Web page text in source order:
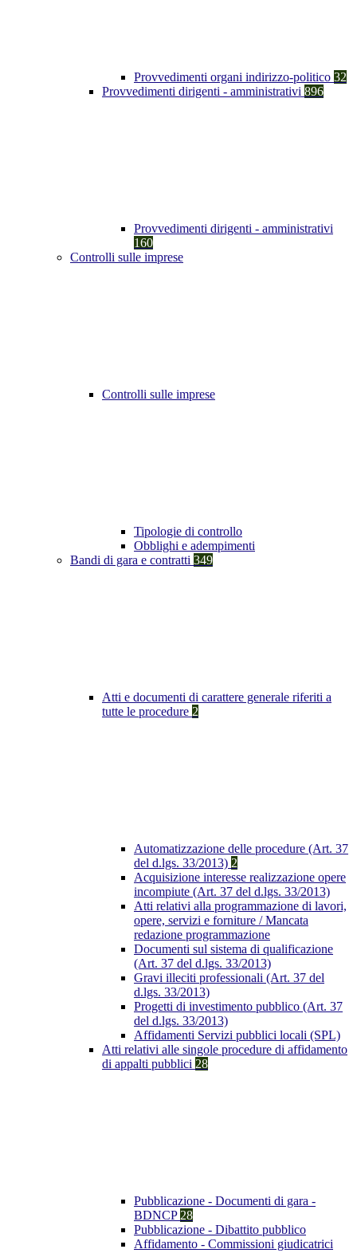
Provvedimenti organi indirizzo-politico 32
Provvedimenti dirigenti - amministrativi 896
Provvedimenti dirigenti - amministrativi
160
Controlli sulle imprese
Controlli sulle imprese
Tipologie di controllo
Obblighi e adempimenti
Bandi di gara e contratti 349
Atti e documenti di carattere generale riferiti a
tutte le procedure 2
Automatizzazione delle procedure (Art. 37
del d.lgs. 33/2013) 2
Acquisizione interesse realizzazione opere
incompiute (Art. 37 del d.lgs. 33/2013)
Atti relativi alla programmazione di lavori,
opere, servizi e forniture / Mancata
redazione programmazione
Documenti sul sistema di qualificazione
(Art. 37 del d.lgs. 33/2013)
Gravi illeciti professionali (Art. 37 del
d.lgs. 33/2013)
Progetti di investimento pubblico (Art. 37
del d.lgs. 33/2013)
Affidamenti Servizi pubblici locali (SPL)
Atti relativi alle singole procedure di affidamento
di appalti pubblici 28
Pubblicazione - Documenti di gara -
BDNCP 28
Pubblicazione - Dibattito pubblico
Affidamento - Commissioni giudicatrici